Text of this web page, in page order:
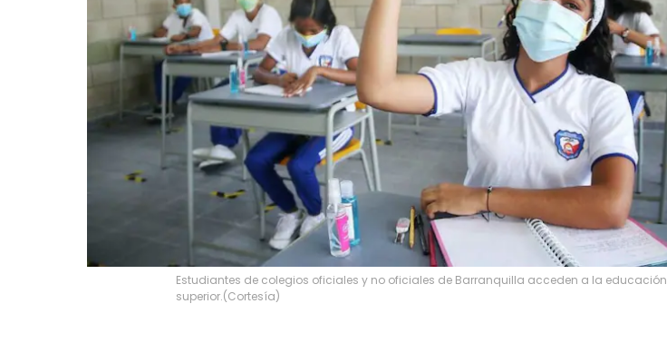
Estudiantes de colegios oficiales y no oficiales de Barranquilla acceden a la educación
superior.(Cortesía)